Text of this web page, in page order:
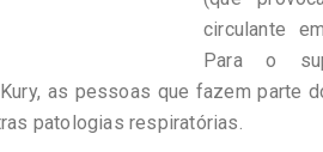
circulante
Para o
as pessoas que fazem parte
patologias respiratórias.